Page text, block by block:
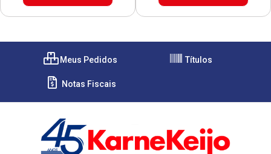
Meus Pedidos Títulos
Notas Fiscais